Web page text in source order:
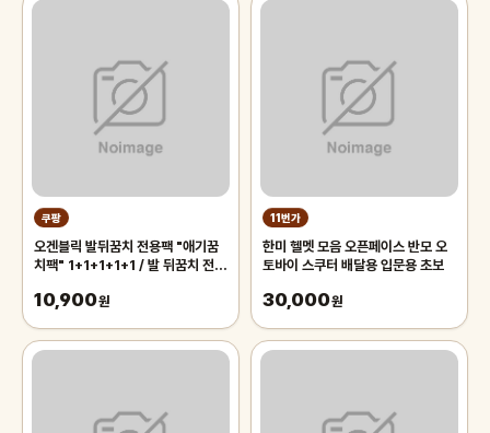
쿠팡
오겐블릭 발뒤꿈치 전용팩 "애기꿈
치팩" 1+1+1+1+1 / 발 뒤꿈치 전용
10,900원
11번가
한미 헬멧 모음 오픈페이스 반모 오
토바이 스쿠터 배달용 입문용 초보
30,000원